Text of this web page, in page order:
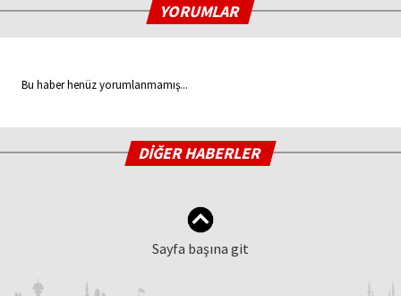
YORUMLAR
Bu haber henüz yorumlanmamış...
DİĞER HABERLER
Sayfa başına git